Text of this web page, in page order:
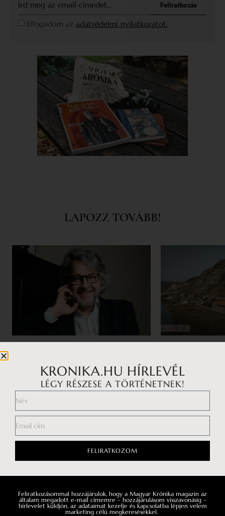
Elfogadom az adatvédelmi nyilatkozatot.
Feliratkozás
LAPOZZ TOVÁBB!
éltető erő
Interjúalanyainkat – Lobenwein
Norbert fesztiválszervezőt, Sena Dagadu
énekesnő, Pindroch Csaba színművészt
kértük, hogy egymásnak adják a szót,
így ahol az egyik beszélgetés véget ér,
ott kezdődik is a következő.
Visegrád,
rezidenciák
hatalmát
egyértelműen az
ahhoz volt
KRONIKA.HU HÍRLEVÉL
LÉGY RÉSZESE A TÖRTÉNETNEK!
FELIRATKOZOM
Feliratkozásommal hozzájárulok, hogy a Magyar Krónika magazin az
általam megadott e-mail címemre – hozzájárulásom visszavonásig –
hírlevelet küldjön, az adataimat kezelje és kapcsolatba lépjen velem
marketing célú megkeresésekkel.